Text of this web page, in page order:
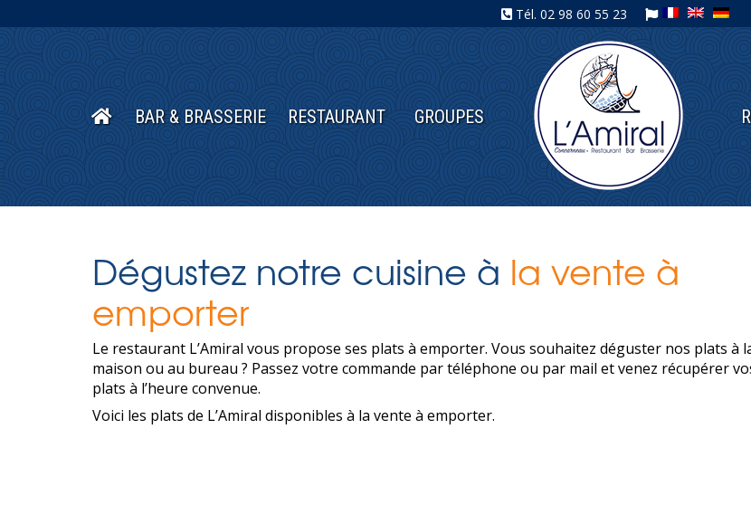
Tél. 02 98 60 55 23
BAR & BRASSERIE RESTAURANT GROUPES
Dégustez notre cuisine à la vente à
emporter
Le restaurant L’Amiral vous propose ses plats à emporter. Vous souhaitez déguster nos plats à
maison ou au bureau ? Passez votre commande par téléphone ou par mail et venez récupérer
plats à l’heure convenue.
Voici les plats de L’Amiral disponibles à la vente à emporter.